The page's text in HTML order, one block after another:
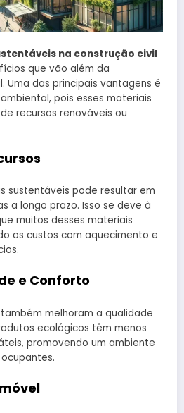
na construção civil
que vão além da
Uma das principais vantagens é
pois esses materiais
recursos renováveis ou
sustentáveis pode resultar em
a longo prazo. Isso se deve à
muitos desses materiais
os custos com aquecimento e
e Conforto
melhoram a qualidade
ecológicos têm menos
promovendo um ambiente